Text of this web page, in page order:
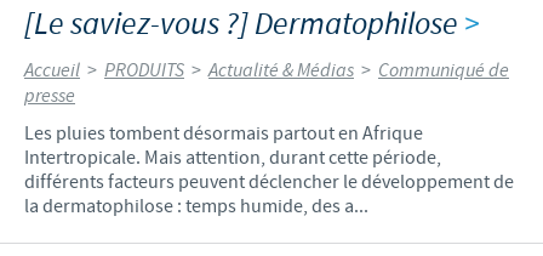
[Le saviez-vous ?] Dermatophilose >
Accueil > PRODUITS > Actualité & Médias > Communiqué de
presse
Les pluies tombent désormais partout en Afrique
Intertropicale. Mais attention, durant cette période,
différents facteurs peuvent déclencher le développement de
la dermatophilose : temps humide, des a...